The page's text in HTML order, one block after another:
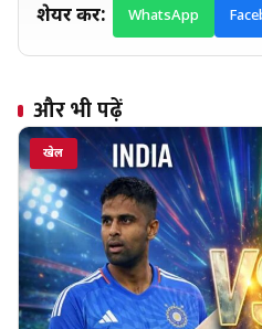
शेयर करें: WhatsApp
और भी पढ़ें
खेल